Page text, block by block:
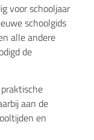
voor schooljaar
schoolgids
alle andere
de
aan de
en